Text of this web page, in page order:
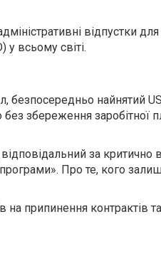
відпустки
всьому світі.
безпосередньо найнятий
збереження заробітної
за критично
Про те, кого
припинення контрактів